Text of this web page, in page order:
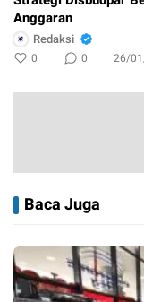
Anggaran
Redaksi
0 0 26/
Baca Juga